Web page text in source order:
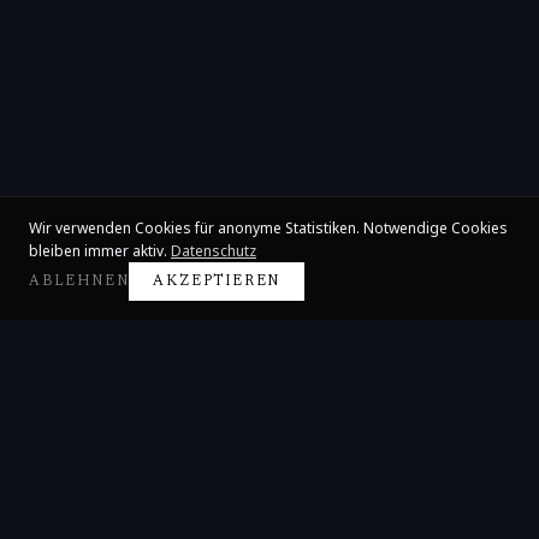
Wir verwenden Cookies für anonyme Statistiken. Notwendige Cookies
bleiben immer aktiv. Datenschutz
ABLEHNEN AKZEPTIEREN